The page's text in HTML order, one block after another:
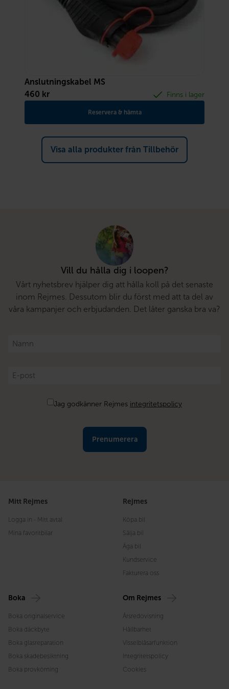
Anslutningskabel MS
460 kr Finns i lager
Reservera & hämta
Visa alla produkter från Tillbehör
Vill du hålla dig i loopen?
Vårt nyhetsbrev hjälper dig att hålla koll på det senaste
inom Rejmes. Dessutom blir du först med att ta del av
våra kampanjer och erbjudanden. Det låter ganska bra va?
Namn
E-
post
Jag godkänner Rejmes integritetspolicy
Mitt Rejmes
Logga in - Mitt avtal
Mina favoritbilar
Rejmes
Köpa bil
Sälja bil
Äga bil
Kundservice
Fakturera oss
Boka
Boka originalservice
Boka däckbyte
Boka glasreparation
Boka skadebesiktning
Boka provkörning
Om Rejmes
Årsredovisning
Hållbarhet
Visselblåsarfunktion
Integritetspolicy
Cookies